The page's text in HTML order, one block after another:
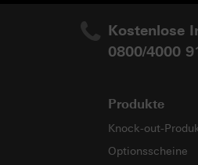
Kostenlose
0800/4000
Produkte
Knock-out-
Optionsscheine